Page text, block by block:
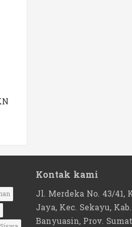
Kontak kami
Jl. Merdeka No. 43/41,
Jaya, Kec. Sekayu,
Banyuasin, Prov.